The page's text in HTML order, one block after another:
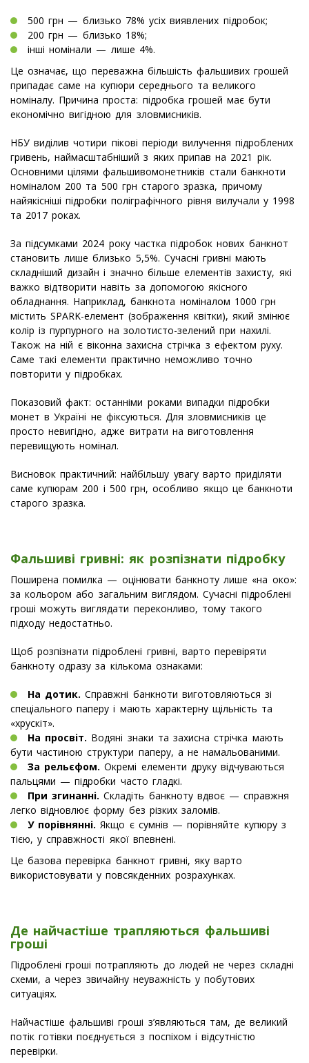
500 грн — близько 78% усіх виявлених підробок;
200 грн — близько 18%;
інші номінали — лише 4%.
Це означає, що переважна більшість фальшивих грошей
припадає саме на купюри середнього та великого
номіналу. Причина проста: підробка грошей має бути
економічно вигідною для зловмисників.
НБУ виділив чотири пікові періоди вилучення підроблених
гривень, наймасштабніший з яких припав на 2021 рік.
Основними цілями фальшивомонетників стали банкноти
номіналом 200 та 500 грн старого зразка, причому
найякісніші підробки поліграфічного рівня вилучали у 1998
та 2017 роках.
За підсумками 2024 року частка підробок нових банкнот
становить лише близько 5,5%. Сучасні гривні мають
складніший дизайн і значно більше елементів захисту, які
важко відтворити навіть за допомогою якісного
обладнання. Наприклад, банкнота номіналом 1000 грн
містить SPARK-елемент (зображення квітки), який змінює
колір із пурпурного на золотисто-зелений при нахилі.
Також на ній є віконна захисна стрічка з ефектом руху.
Саме такі елементи практично неможливо точно
повторити у підробках.
Показовий факт: останніми роками випадки підробки
монет в Україні не фіксуються. Для зловмисників це
просто невигідно, адже витрати на виготовлення
перевищують номінал.
Висновок практичний: найбільшу увагу варто приділяти
саме купюрам 200 і 500 грн, особливо якщо це банкноти
старого зразка.
Фальшиві гривні: як розпізнати підробку
Поширена помилка — оцінювати банкноту лише «на око»:
за кольором або загальним виглядом. Сучасні підроблені
гроші можуть виглядати переконливо, тому такого
підходу недостатньо.
Щоб розпізнати підроблені гривні, варто перевіряти
банкноту одразу за кількома ознаками:
На дотик.Справжні банкноти виготовляються зі
спеціального паперу і мають характерну щільність та
«хрускіт».
На просвіт. Водяні знаки та захисна стрічка мають
бути частиною структури паперу, а не намальованими.
За рельєфом.Окремі елементи друку відчуваються
пальцями — підробки часто гладкі.
При згинанні.Складіть банкноту вдвоє — справжня
легко відновлює форму без різких заломів.
У порівнянні.Якщо є сумнів — порівняйте купюру з
тією, у справжності якої впевнені.
Це базова перевірка банкнот гривні, яку варто
використовувати у повсякденних розрахунках.
Де найчастіше трапляються фальшиві
гроші
Підроблені гроші потрапляють до людей не через складні
схеми, а через звичайну неуважність у побутових
ситуаціях.
Найчастіше фальшиві гроші з’являються там, де великий
потік готівки поєднується з поспіхом і відсутністю
перевірки.